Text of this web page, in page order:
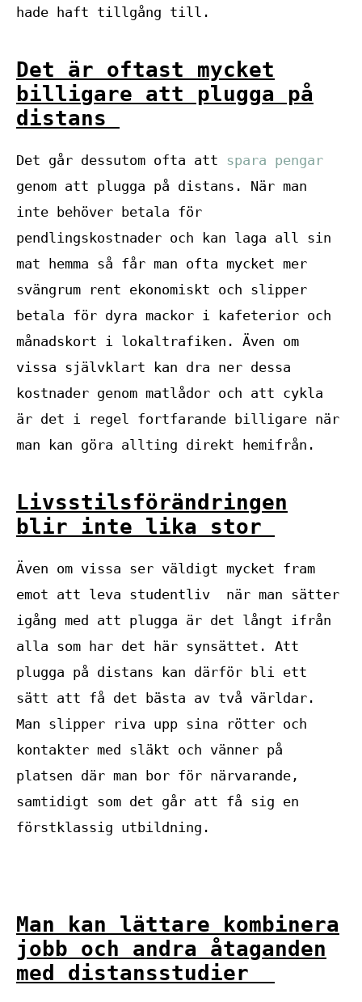
hade haft tillgång till.
Det är oftast mycket
billigare att plugga på
distans
Det går dessutom ofta att spara pengar
genom att plugga på distans. När man
inte behöver betala för
pendlingskostnader och kan laga all sin
mat hemma så får man ofta mycket mer
svängrum rent ekonomiskt och slipper
betala för dyra mackor i kafeterior och
månadskort i lokaltrafiken. Även om
vissa självklart kan dra ner dessa
kostnader genom matlådor och att cykla
är det i regel fortfarande billigare när
man kan göra allting direkt hemifrån.
Livsstilsförändringen
blir inte lika stor
Även om vissa ser väldigt mycket fram
emot att leva studentliv när man sätter
igång med att plugga är det långt ifrån
alla som har det här synsättet. Att
plugga på distans kan därför bli ett
sätt att få det bästa av två världar.
Man slipper riva upp sina rötter och
kontakter med släkt och vänner på
platsen där man bor för närvarande,
samtidigt som det går att få sig en
förstklassig utbildning.
Man kan lättare kombinera
jobb och andra åtaganden
med distansstudier